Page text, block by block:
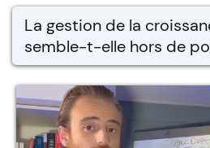
travaillerons ensemble
message et établir une
résonne.
La gestion de la
semble-t-elle hors de
L'expansion de votre
planification et une
à travers les étapes pour
durable et maîtrisée.